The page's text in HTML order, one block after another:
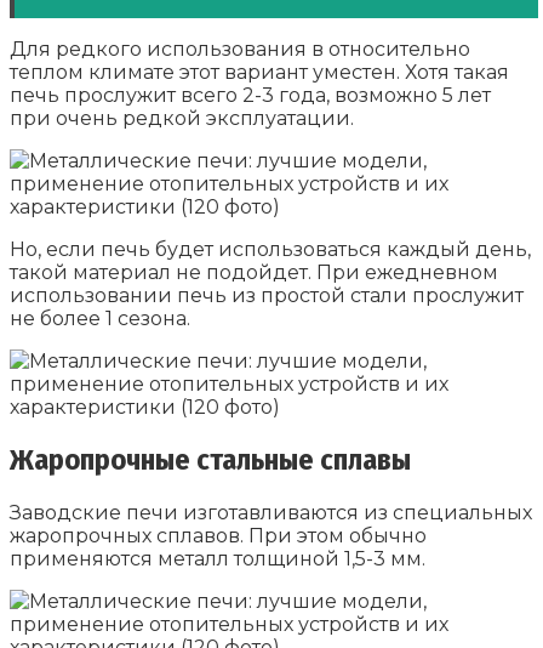
Для редкого использования в относительно
теплом климате этот вариант уместен. Хотя такая
печь прослужит всего 2-3 года, возможно 5 лет
при очень редкой эксплуатации.
Но, если печь будет использоваться каждый день,
такой материал не подойдет. При ежедневном
использовании печь из простой стали прослужит
не более 1 сезона.
Жаропрочные стальные сплавы
Заводские печи изготавливаются из специальных
жаропрочных сплавов. При этом обычно
применяются металл толщиной 1,5-3 мм.